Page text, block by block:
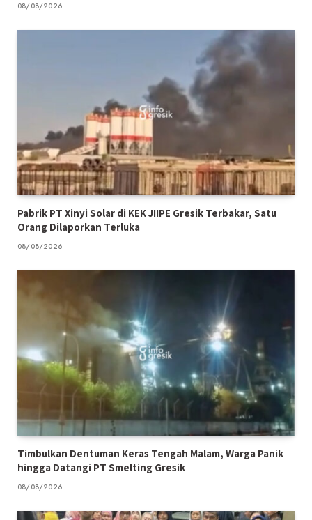
08/08/2026
Pabrik PT Xinyi Solar di KEK JIIPE Gresik Terbakar, Satu
Orang Dilaporkan Terluka
08/08/2026
Timbulkan Dentuman Keras Tengah Malam, Warga Panik
hingga Datangi PT Smelting Gresik
08/08/2026